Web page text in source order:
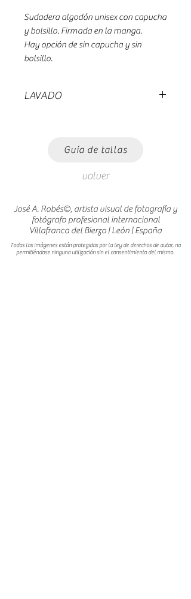
Sudadera algodón unisex con capucha
y bolsillo. Firmada en la manga.
Hay opción de sin capucha y sin
bolsillo.
LAVADO
Guía de tallas
volver
José A. Robés©, artista visual de fotografía y
fotógrafo profesional internacional
Villafranca del Bierzo | León | España
Todas las imágenes están protegidas por la ley de derechos de autor, no
permitiéndose ninguna utilización sin el consentimiento del mismo.